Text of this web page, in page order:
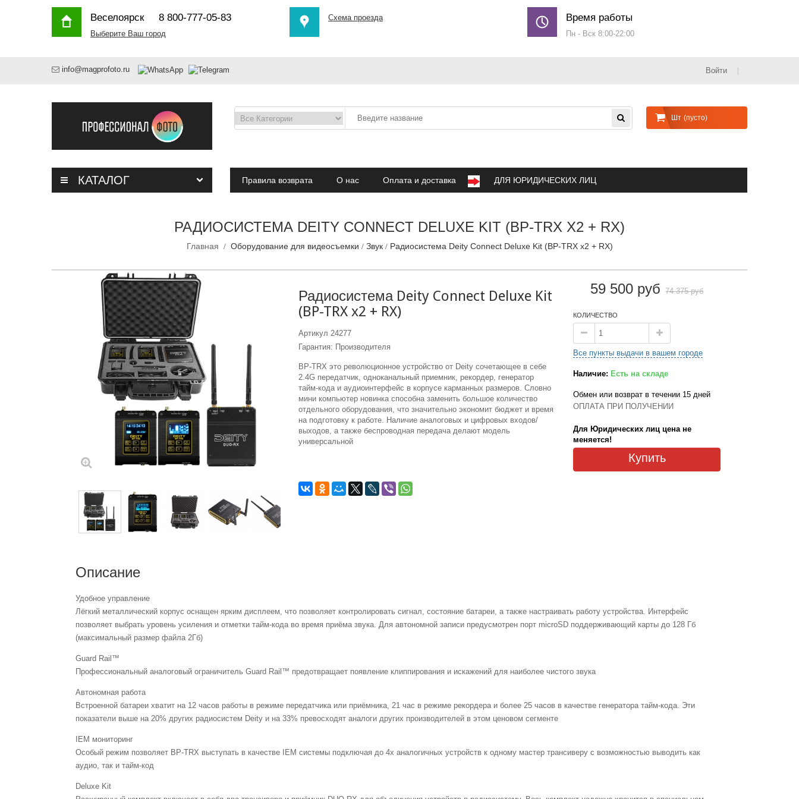
Веселоярск8 800-777-05-83
Выберите Ваш город
Схема проезда Время работы
Пн - Вск 8:00-22:00
info@magprofoto.ru Войти
Шт (пусто)
КАТАЛОГ Правила возврата О нас Оплата и доставка ДЛЯ ЮРИДИЧЕСКИХ ЛИЦ
РАДИОСИСТЕМА DEITY CONNECT DELUXE KIT (BP-TRX Х2 + RX)
Главная Оборудование для видеосъемки Звук Радиосистема Deity Connect Deluxe Kit (BP-TRX х2 + RX)
Радиосистема Deity Connect Deluxe Kit
(BP-TRX х2 + RX)
Артикул 24277
Гарантия: Производителя
BP-TRX это революционное устройство от Deity сочетающее в себе
2.4G передатчик, одноканальный приемник, рекордер, генератор
тайм-кода и аудиоинтерфейс в корпусе карманных размеров. Словно
мини компьютер новинка способна заменить большое количество
отдельного оборудования, что значительно экономит бюджет и время
на подготовку к работе. Наличие аналоговых и цифровых входов/
выходов, а также беспроводная передача делают модель
универсальной
59 500 руб 74 375 руб
КОЛИЧЕСТВО
Все пункты выдачи в вашем городе
Наличие: Есть на складе
Обмен или возврат в течении 15 дней
ОПЛАТА ПРИ ПОЛУЧЕНИИ
Для Юридических лиц цена не
меняется!
Купить
Описание
Удобное управление
Лёгкий металлический корпус оснащен ярким дисплеем, что позволяет контролировать сигнал, состояние батареи, а также настраивать работу устройства. Интерфейс
позволяет выбрать уровень усиления и отметки тайм-кода во время приёма звука. Для автономной записи предусмотрен порт microSD поддерживающий карты до 128 Гб
(максимальный размер файла 2Гб)
Guard Rail™
Профессиональный аналоговый ограничитель Guard Rail™ предотвращает появление клиппирования и искажений для наиболее чистого звука
Автономная работа
Встроенной батареи хватит на 12 часов работы в режиме передатчика или приёмника, 21 час в режиме рекордера и более 25 часов в качестве генератора тайм-кода. Эти
показатели выше на 20% других радиосистем Deity и на 33% превосходят аналоги других производителей в этом ценовом сегменте
IEM мониторинг
Особый режим позволяет BP-TRX выступать в качестве IEM системы подключая до 4х аналогичных устройств к одному мастер трансиверу с возможностью выводить как
аудио, так и тайм-код
Deluxe Kit